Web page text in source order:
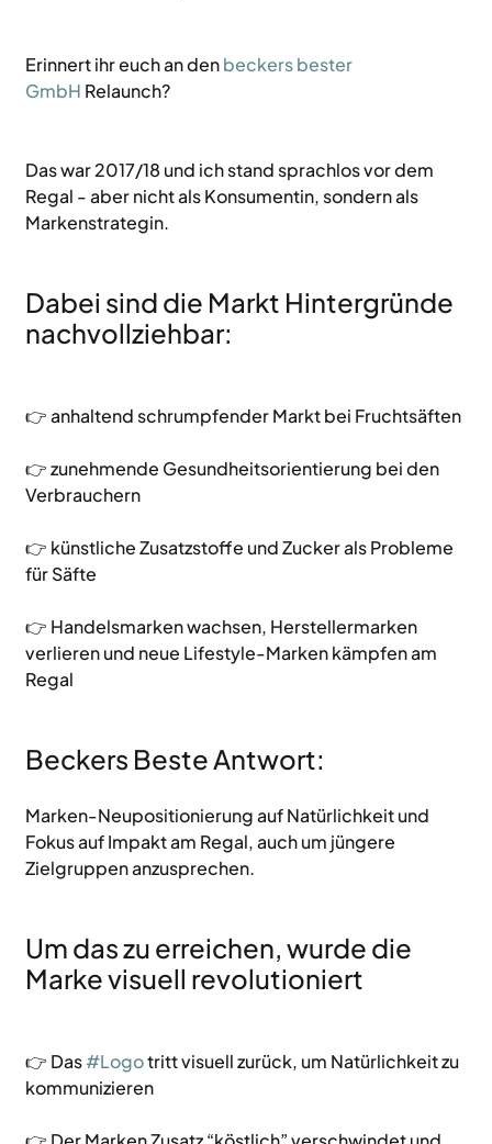
Erinnert ihr euch an den beckers bester
GmbH Relaunch?
Das war 2017/18 und ich stand sprachlos vor dem
Regal - aber nicht als Konsumentin, sondern als
Markenstrategin.
Dabei sind die Markt Hintergründe
nachvollziehbar:
👉 anhaltend schrumpfender Markt bei Fruchtsäften
👉 zunehmende Gesundheitsorientierung bei den
Verbrauchern
👉 künstliche Zusatzstoffe und Zucker als Probleme
für Säfte
👉 Handelsmarken wachsen, Herstellermarken
verlieren und neue Lifestyle-Marken kämpfen am
Regal
Beckers Beste Antwort:
Marken-Neupositionierung auf Natürlichkeit und
Fokus auf Impakt am Regal, auch um jüngere
Zielgruppen anzusprechen.
Um das zu erreichen, wurde die
Marke visuell revolutioniert
👉 Das #Logo tritt visuell zurück, um Natürlichkeit zu
kommunizieren